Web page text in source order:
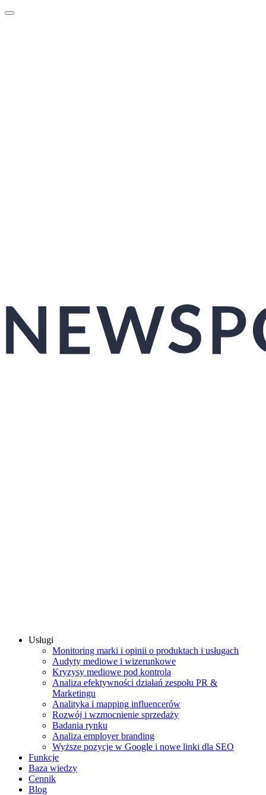
Usługi
Monitoring marki i opinii o produktach i usługach
Audyty mediowe i wizerunkowe
Kryzysy mediowe pod kontrolą
Analiza efektywności działań zespołu PR &
Marketingu
Analityka i mapping influencerów
Rozwój i wzmocnienie sprzedaży
Badania rynku
Analiza employer branding
Wyższe pozycje w Google i nowe linki dla SEO
Funkcje
Baza wiedzy
Cennik
Blog